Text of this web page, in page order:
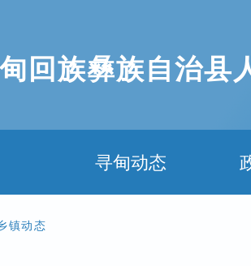
回族彝族自治县
寻甸动态
镇动态